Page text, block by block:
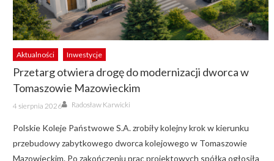
Aktualności Inwestycje
Przetarg otwiera drogę do modernizacji dworca w
Tomaszowie Mazowieckim
Posted
on
4 sierpnia 2026 Author
Radosław Karwicki
Polskie Koleje Państwowe S.A. zrobiły kolejny krok w kierunku
przebudowy zabytkowego dworca kolejowego w Tomaszowie
Mazowieckim. Po zakończeniu prac projektowych spółka ogłosiła